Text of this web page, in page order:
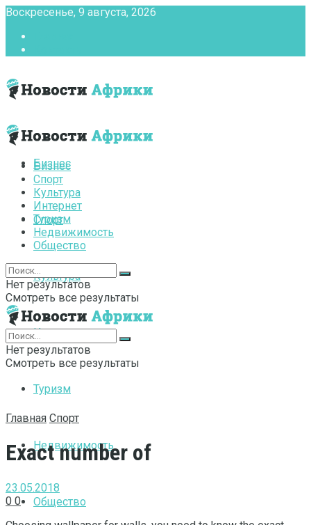
Воскресенье, 9 августа, 2026
Бизнес
Спорт
Культура
Интернет
Туризм
Недвижимость
Общество
Бизнес
Спорт
Культура
Интернет
Туризм
Недвижимость
Общество
Нет результатов
Смотреть все результаты
Нет результатов
Смотреть все результаты
Главная Спорт
Exact number of
23.05.2018
0 0